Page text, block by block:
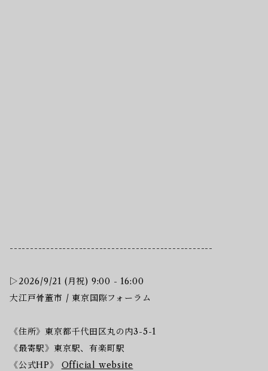
--------------------------------------------------
▷2026/9/21 (月祝) 9:00 - 16:00
大江戸骨董市 / 東京国際フォーラム
《住所》東京都千代田区丸の内3-5-1
《最寄駅》​東京駅、有楽町駅
《公式HP》 Official website